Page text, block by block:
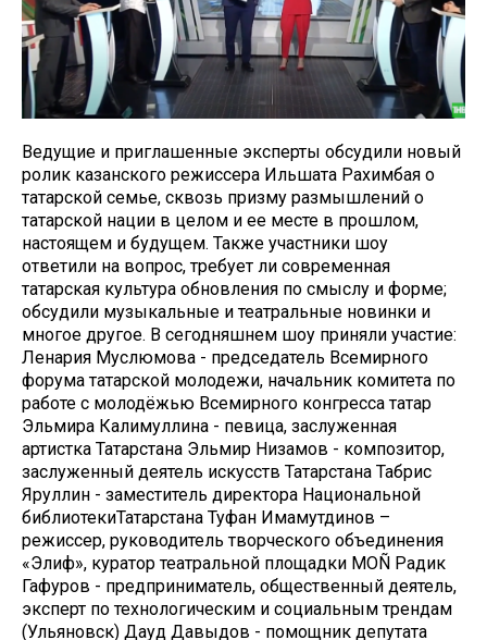
Ведущие и приглашенные эксперты обсудили новый
ролик казанского режиссера Ильшата Рахимбая о
татарской семье, сквозь призму размышлений о
татарской нации в целом и ее месте в прошлом,
настоящем и будущем. Также участники шоу
ответили на вопрос, требует ли современная
татарская культура обновления по смыслу и форме;
обсудили музыкальные и театральные новинки и
многое другое. В сегодняшнем шоу приняли участие:
Ленария Муслюмова - председатель Всемирного
форума татарской молодежи, начальник комитета по
работе с молодёжью Всемирного конгресса татар
Эльмира Калимуллина - певица, заслуженная
артистка Татарстана Эльмир Низамов - композитор,
заслуженный деятель искусств Татарстана Табрис
Яруллин - заместитель директора Национальной
библиотекиТатарстана Туфан Имамутдинов –
режиссер, руководитель творческого объединения
«Элиф», куратор театральной площадки MOÑ Радик
Гафуров - предприниматель, общественный деятель,
эксперт по технологическим и социальным трендам
(Ульяновск) Дауд Давыдов - помощник депутата